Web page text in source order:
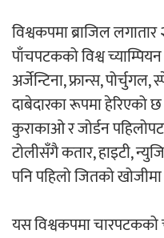
चलचित्र
विश्वकपमा ब्राजिल
पाँचपटकको विश्व
अर्जेन्टिना, फ्रान्स,
दाबेदारका रूपमा हेरिएको
कुराकाओ र जोर्डन
टोलीसँगै कतार, हाइटी,
पनि पहिलो जितको
यस विश्वकपमा चारपटकको